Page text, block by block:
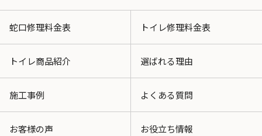
蛇口修理料金表 トイレ修理料金表
トイレ商品紹介 選ばれる理由
施工事例 よくある質問
お客様の声 お役立ち情報